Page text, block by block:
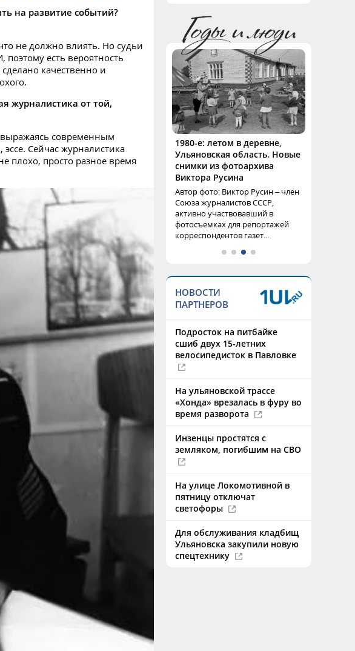
на развитие событий?
не должно влиять. Но судьи
есть вероятность
качественно и
журналистика от той,
современным
Сейчас журналистика
плохо, просто разное время
1980-е: летом в деревне,
Ульяновская область. Новые
снимки из фотоархива
Виктора Русина
Автор фото: Виктор Русин – член
Союза журналистов СССР,
активно участвовавший в
фотосъемках для репортажей
корреспондентов газет...
НОВОСТИ
ПАРТНЕРОВ
Подросток на питбайке
сшиб двух 15-летних
велосипедисток в Павловке
На ульяновской трассе
«Хонда» врезалась в фуру во
время разворота
Инзенцы простятся с
земляком, погибшим на СВО
На улице Локомотивной в
пятницу отключат
светофоры
Для обслуживания кладбищ
Ульяновска закупили новую
спецтехнику